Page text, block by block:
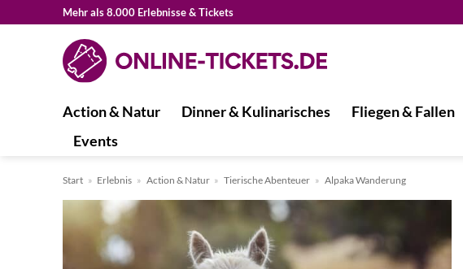
Mehr als 8.000 Erlebnisse & Tickets
Action & Natur Dinner & Kulinarisches Fliegen & Fallen
Events
Start » Erlebnis » Action & Natur » Tierische Abenteuer » Alpaka Wanderung